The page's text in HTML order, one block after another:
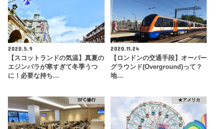
2020.5.9
【スコットランドの気温】真夏の
エジンバラが寒すぎて冬季うつ
に！必要な持ち…
2020.11.24
【ロンドンの交通手段】オーバー
グラウンド(Overground)って？
地…
SFC修行 ★アメリカ